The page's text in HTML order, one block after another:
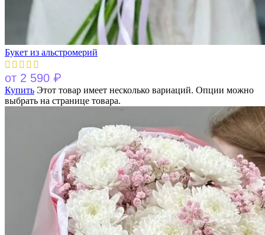
Букет из альстромерий
от 2 590 ₽
Купить Этот товар имеет несколько вариаций. Опции можно
выбрать на странице товара.